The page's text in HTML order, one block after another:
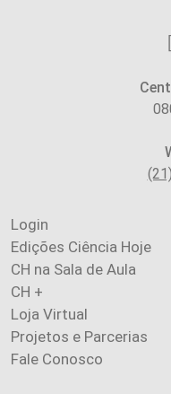
Login
Edições Ciência Hoje
CH na Sala de Aula
CH +
Loja Virtual
Projetos e Parcerias
Fale Conosco